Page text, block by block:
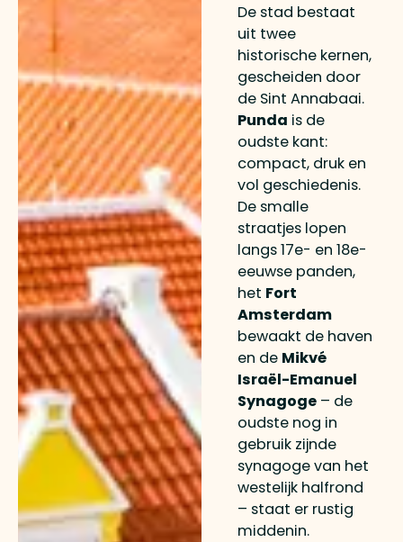
De stad bestaat
uit twee
historische kernen,
gescheiden door
de Sint Annabaai.
Punda is de
oudste kant:
compact, druk en
vol geschiedenis.
De smalle
straatjes lopen
langs 17e- en 18e-
eeuwse panden,
het Fort
Amsterdam
bewaakt de haven
en de Mikvé
Israël-Emanuel
Synagoge – de
oudste nog in
gebruik zijnde
synagoge van het
westelijk halfrond
– staat er rustig
middenin.